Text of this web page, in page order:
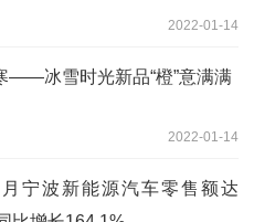
2022-01-14
——冰雪时光新品“橙”意满满
2022-01-14
宁波新能源汽车零售额达